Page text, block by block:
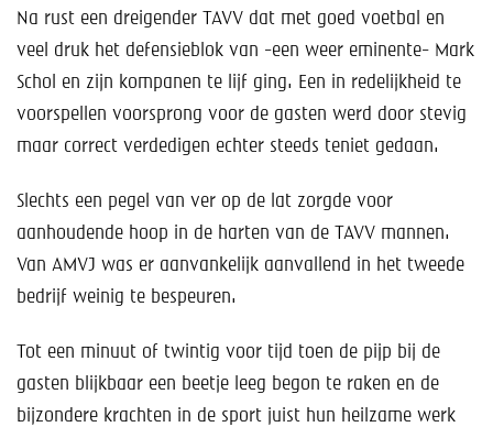
Na rust een dreigender TAVV dat met goed voetbal en
veel druk het defensieblok van -een weer eminente- Mark
Schol en zijn kompanen te lijf ging. Een in redelijkheid te
voorspellen voorsprong voor de gasten werd door stevig
maar correct verdedigen echter steeds teniet gedaan.
Slechts een pegel van ver op de lat zorgde voor
aanhoudende hoop in de harten van de TAVV mannen.
Van AMVJ was er aanvankelijk aanvallend in het tweede
bedrijf weinig te bespeuren.
Tot een minuut of twintig voor tijd toen de pijp bij de
gasten blijkbaar een beetje leeg begon te raken en de
bijzondere krachten in de sport juist hun heilzame werk